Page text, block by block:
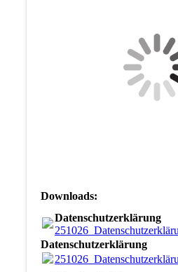
Downloads:
Datenschutzerklärung
Datenschutzerklärung